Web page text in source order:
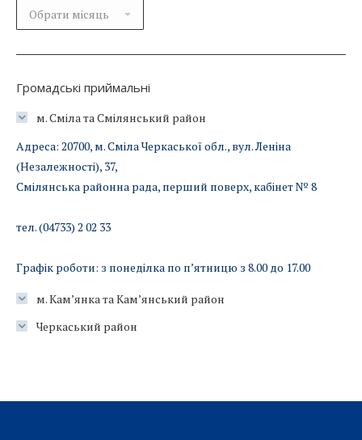
Архіви
новин
Громадські приймальні
м. Сміла та Смілянський район
Адреса: 20700, м. Сміла Черкаської обл., вул. Леніна
(Незалежності), 37,
Смілянська районна рада, перший поверх, кабінет № 8
тел. (04733) 2 02 33
Графік роботи: з понеділка по п’ятницю з 8.00 до 17.00
м. Кам’янка та Кам’янський район
Черкаський район